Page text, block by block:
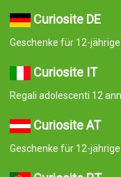
Curiosite DE
Geschenke für 12-
Curiosite IT
Regali adolescenti 12
Curiosite AT
Geschenke für 12-